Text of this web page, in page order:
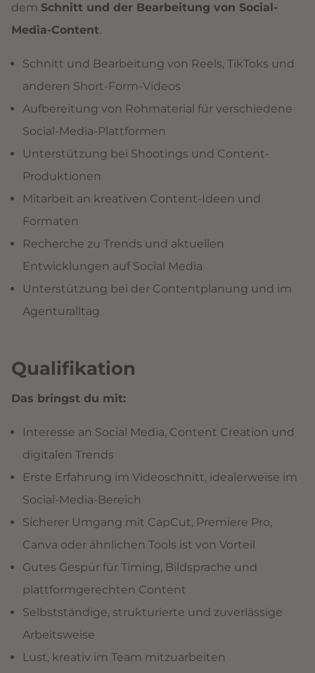
dem Schnitt und der Bearbeitung von Social-
Media-Content.
Schnitt und Bearbeitung von Reels, TikToks und
anderen Short-Form-Videos
Aufbereitung von Rohmaterial für verschiedene
Social-Media-Plattformen
Unterstützung bei Shootings und Content-
Produktionen
Mitarbeit an kreativen Content-Ideen und
Formaten
Recherche zu Trends und aktuellen
Entwicklungen auf Social Media
Unterstützung bei der Contentplanung und im
Agenturalltag
Qualifikation
Das bringst du mit:
Interesse an Social Media, Content Creation und
digitalen Trends
Erste Erfahrung im Videoschnitt, idealerweise im
Social-Media-Bereich
Sicherer Umgang mit CapCut, Premiere Pro,
Canva oder ähnlichen Tools ist von Vorteil
Gutes Gespür für Timing, Bildsprache und
plattformgerechten Content
Selbstständige, strukturierte und zuverlässige
Arbeitsweise
Lust, kreativ im Team mitzuarbeiten